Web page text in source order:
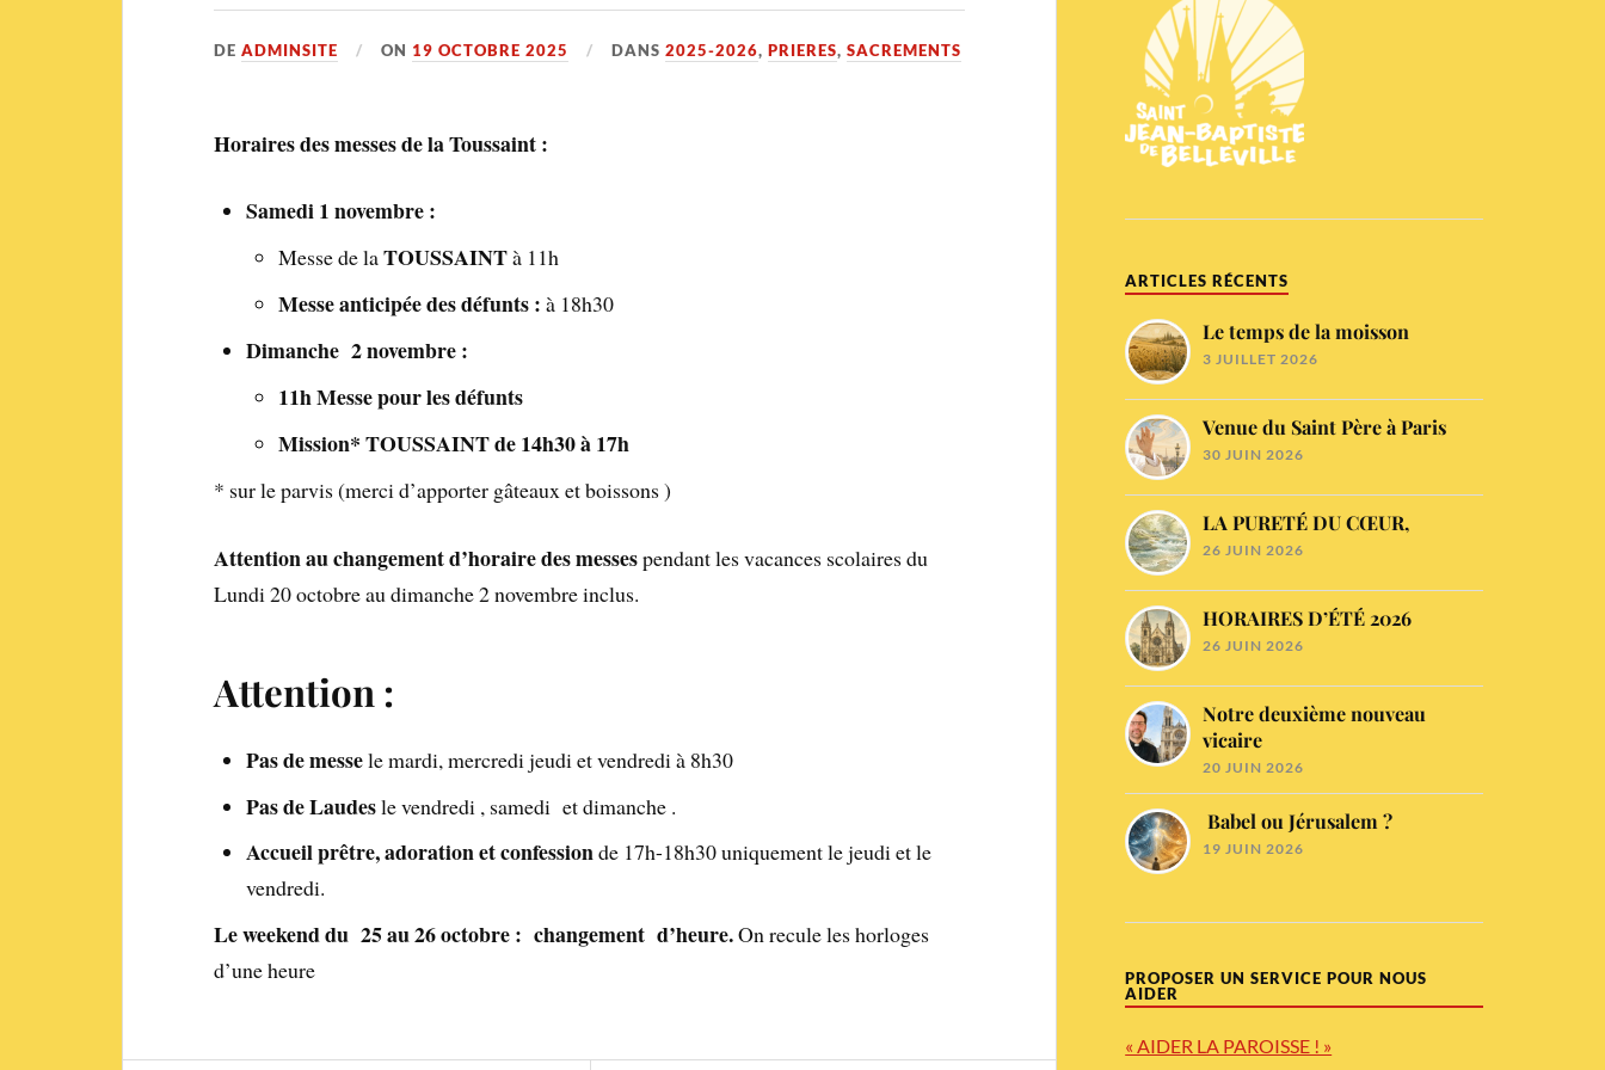
DEADMINSITE ON 19 OCTOBRE 2025 DANS2025-2026,PRIERES,SACREMENTS
Horaires des messes de la Toussaint :
Samedi 1 novembre :
Messe de laTOUSSAINTà 11h
Messe anticipée des défunts : à 18h30
Dimanche 2 novembre :
11h Messe pour les défunts
Mission* TOUSSAINT de 14h30 à 17h
* sur le parvis (merci d’apporter gâteaux et boissons )
Attention au changement d’horaire des messespendant les vacances scolaires du
Lundi 20 octobre au dimanche 2 novembre inclus.
Attention :
Pas de messele mardi, mercredi jeudi et vendredi à 8h30
Pas de Laudesle vendredi , samedi et dimanche .
Accueil prêtre, adoration et confessionde 17h-18h30 uniquement le jeudi et le
vendredi.
Le weekend du 25 au 26 octobre : changement d’heure.On recule les horloges
d’une heure
ARTICLES RÉCENTS
Le temps de la moisson
3 JUILLET 2026
Venue du Saint Père à Paris
30 JUIN 2026
LA PURETÉ DU CŒUR,
26 JUIN 2026
HORAIRES D’ÉTÉ 2026
26 JUIN 2026
Notre deuxième nouveau
vicaire
20 JUIN 2026
Babel ou Jérusalem ?
19 JUIN 2026
PROPOSER UN SERVICE POUR NOUS
AIDER
« AIDER LA PAROISSE ! »